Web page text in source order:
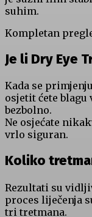
suhim.
Kompletan
Je li Dry Eye
Kada se
osjetit ćete blagu
bezbolno.
Ne osjećate
vrlo siguran.
Koliko
Rezultati su
proces liječenja
tri tretmana.